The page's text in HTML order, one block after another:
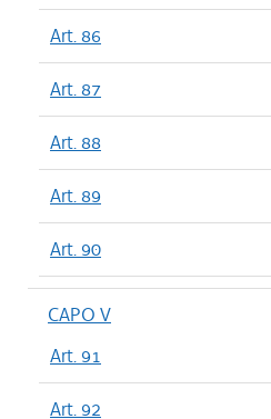
Art. 86
Art. 87
Art. 88
Art. 89
Art. 90
CAPO V
Art. 91
Art. 92